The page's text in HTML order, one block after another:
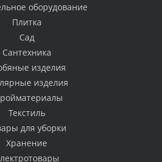
оборудование
Плитка
Сад
Сантехника
изделия
изделия
Текстиль
для уборки
Хранение